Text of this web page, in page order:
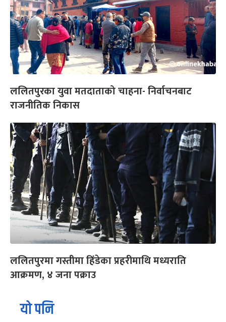
ललितपुरका युवा मतदाताको चाहना- निर्वाचनबाट
राजनीतिक निकास
ललितपुरमा गस्तीमा हिंडेका प्रहरीमाथि मध्यराति
आक्रमण, ४ जना पक्राउ
यो पनि